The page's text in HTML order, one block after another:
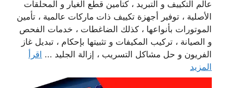
عالم التكييف و التبريد ، كتأمين قطع الغيار و المحلقات
الأصلية ، توفير أجهزة تكييف ذات ماركات عالمية ، تأمين
الموتورات بأنواعها ، كذلك الضاغطات ، خدمات الفحص
و الصيانة ، تركيب المكيفات و تثبيتها بإحكام ، تبديل غاز
الفريون و حل مشاكل التسريب ، إزالة الجليد ... اقرأ
المزيد